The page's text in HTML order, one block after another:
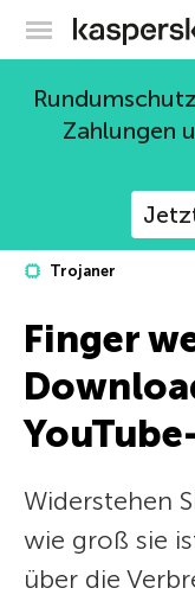
Zahlungen
Trojaner
Finger
Widerstehen
wie groß sie
über die